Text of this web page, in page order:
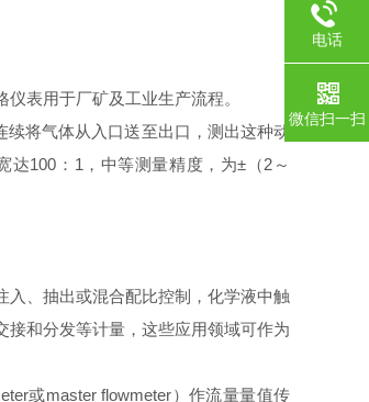
表用于厂矿及工业生产流程。
将气体从入口送至出口，测出这种动
达100 ： 1 ，中等测量精度，为±（2 ～
、抽出或混合配比控制，化学液中触
接和分发等计量，这些应用领域可作为
或master flowmeter）作流量量值传
电话
微信扫一扫